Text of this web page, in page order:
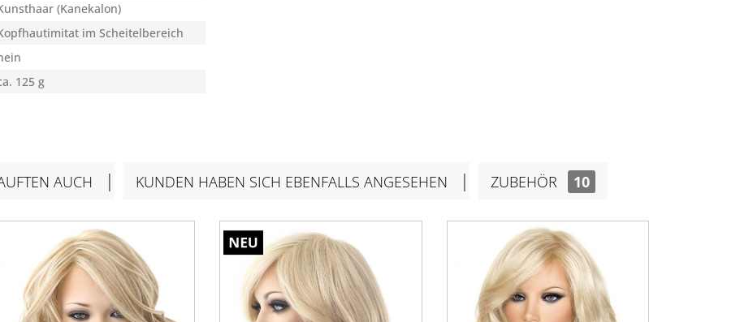
(Kanekalon)
im Scheitelbereich
125 g
AUCH KUNDEN HABEN SICH EBENFALLS ANGESEHEN ZUBEHÖR 10